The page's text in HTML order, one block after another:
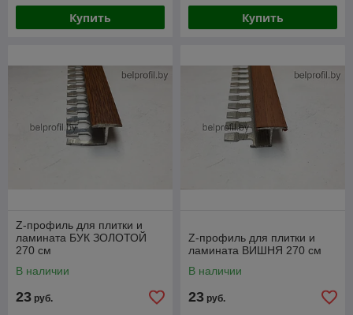
Купить Купить
Z-профиль для плитки и
ламината БУК ЗОЛОТОЙ
270 см
В наличии
23 руб.
Z-профиль для плитки и
ламината ВИШНЯ 270 см
В наличии
23 руб.